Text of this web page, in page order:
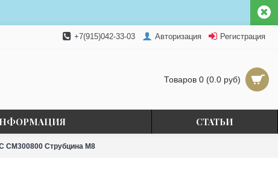
+7(915)042-33-03 Авторизация Регистрация
Товаров 0 (0.0 руб)
СТАТЬИ
CM300800 Струбцина М8